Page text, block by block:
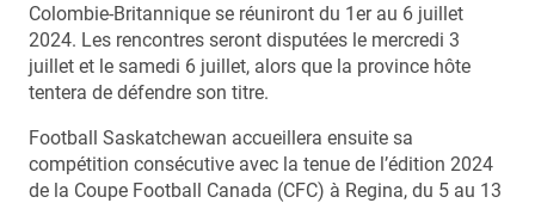
Colombie-Britannique se réuniront du 1er au 6 juillet
2024. Les rencontres seront disputées le mercredi 3
juillet et le samedi 6 juillet, alors que la province hôte
tentera de défendre son titre.
Football Saskatchewan accueillera ensuite sa
compétition consécutive avec la tenue de l’édition 2024
de la Coupe Football Canada (CFC) à Regina, du 5 au 13